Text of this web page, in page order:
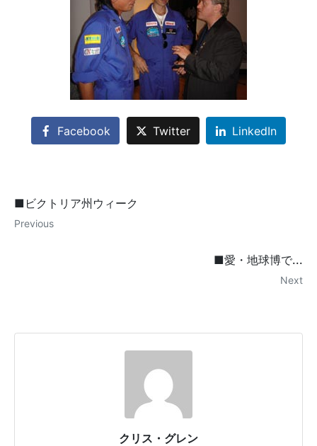
Facebook Twitter LinkedIn
■ビクトリア州ウィーク
Previous
■愛・地球博で...
Next
クリス・グレン